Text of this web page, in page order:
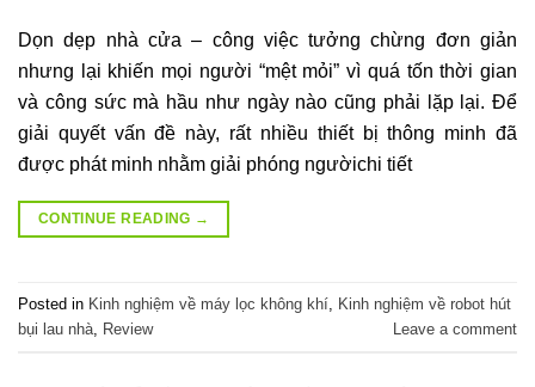
Dọn dẹp nhà cửa – công việc tưởng chừng đơn giản
nhưng lại khiến mọi người “mệt mỏi” vì quá tốn thời gian
và công sức mà hầu như ngày nào cũng phải lặp lại. Để
giải quyết vấn đề này, rất nhiều thiết bị thông minh đã
được phát minh nhằm giải phóng ngườichi tiết
CONTINUE READING →
Posted in Kinh nghiệm về máy lọc không khí
Kinh nghiệm về robot hút
bụi lau nhà
Review Leave a comment